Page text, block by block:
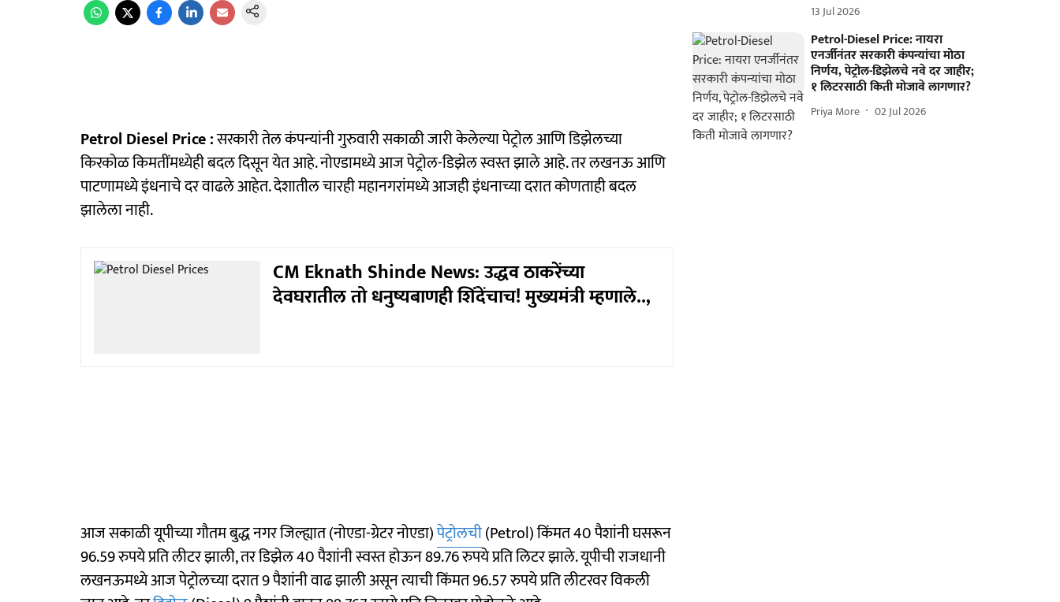
Petrol Diesel Price :सरकारी तेल कंपन्यांनी गुरुवारी सकाळी जारी केलेल्या पेट्रोल आणि डिझेलच्या
किरकोळ किमतींमध्येही बदल दिसून येत आहे. नोएडामध्ये आज पेट्रोल-डिझेल स्वस्त झाले आहे. तर लखनऊ आणि
पाटणामध्ये इंधनाचे दर वाढले आहेत. देशातील चारही महानगरांमध्ये आजही इंधनाच्या दरात कोणताही बदल
झालेला नाही.
CM Eknath Shinde News: उद्धव ठाकरेंच्या
देवघरातील तो धनुष्यबाणही शिंदेंचाच! मुख्यमंत्री म्हणाले..,
आज सकाळी यूपीच्या गौतम बुद्ध नगर जिल्ह्यात (नोएडा-ग्रेटर नोएडा)पेट्रोलची(Petrol) किंमत 40 पैशांनी घसरून
96.59 रुपये प्रति लीटर झाली, तर डिझेल 40 पैशांनी स्वस्त होऊन 89.76 रुपये प्रति लिटर झाले. यूपीची राजधानी
लखनऊमध्ये आज पेट्रोलच्या दरात 9 पैशांनी वाढ झाली असून त्याची किंमत 96.57 रुपये प्रति लीटरवर विकली
13 Jul 2026
Petrol-Diesel Price: नायरा
एनर्जीनंतर सरकारी कंपन्यांचा मोठा
निर्णय, पेट्रोल-डिझेलचे नवे दर जाहीर;
१ लिटरसाठी किती मोजावे लागणार?
Priya More 02 Jul 2026